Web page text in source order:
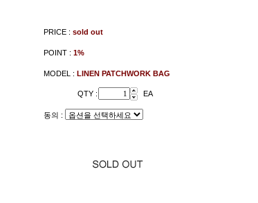
PRICE : sold out
POINT : 1%
MODEL : LINEN PATCHWORK BAG
QTY : EA
동의 :